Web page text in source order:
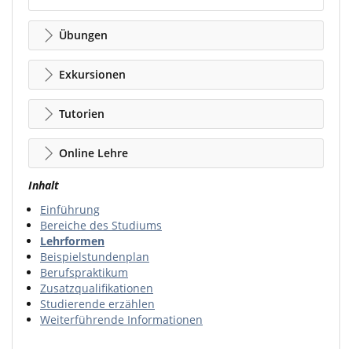
Übungen
Exkursionen
Tutorien
Online Lehre
Inhalt
Einführung
Bereiche des Studiums
Lehrformen
Beispielstundenplan
Berufspraktikum
Zusatzqualifikationen
Studierende erzählen
Weiterführende Informationen